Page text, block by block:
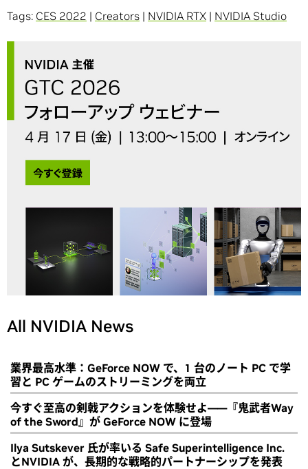
Tags: CES 2022 | Creators | NVIDIA RTX | NVIDIA Studio
All NVIDIA News
業界最高水準：GeForce NOW で、1 台のノート PC で学
習と PC ゲームのストリーミングを両立
今すぐ至高の剣戟アクションを体験せよ――『鬼武者Way
of the Sword』が GeForce NOW に登場
Ilya Sutskever 氏が率いる Safe Superintelligence Inc.
とNVIDIA が、長期的な戦略的パートナーシップを発表